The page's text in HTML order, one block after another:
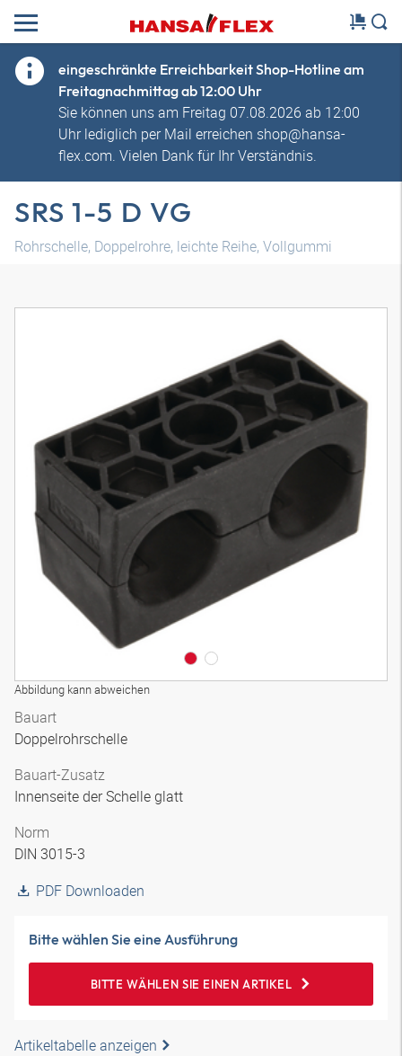
eingeschränkte Erreichbarkeit Shop-Hotline am
Freitagnachmittag ab 12:00 Uhr
Sie können uns am Freitag 07.08.2026 ab 12:00
Uhr lediglich per Mail erreichen shop@hansa-
flex.com. Vielen Dank für Ihr Verständnis.
SRS 1-5 D VG
Rohrschelle, Doppelrohre, leichte Reihe, Vollgummi
Abbildung kann abweichen
Bauart
Doppelrohrschelle
Bauart-Zusatz
Innenseite der Schelle glatt
Norm
DIN 3015-3
PDF Downloaden
Bitte wählen Sie eine Ausführung
BITTE WÄHLEN SIE EINEN ARTIKEL
Artikeltabelle anzeigen